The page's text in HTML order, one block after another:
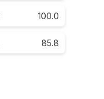
100.0
85.8